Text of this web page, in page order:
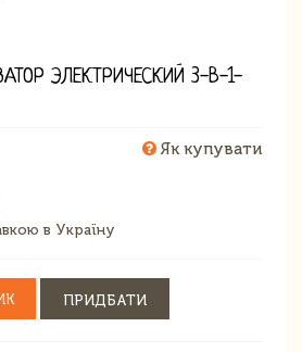
ЭЛЕКТРИЧЕСКИЙ 3-В-1-
Як купувати
в Україну
ПРИДБАТИ